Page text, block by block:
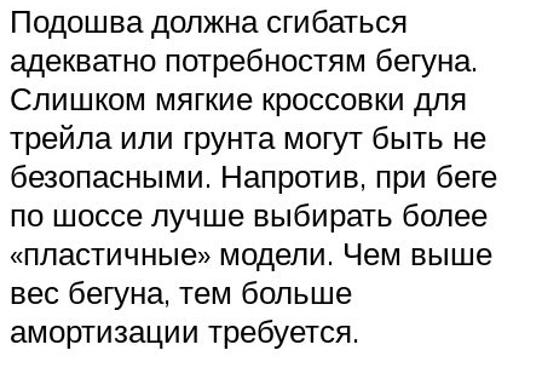
Подошва должна сгибаться
адекватно потребностям бегуна.
Слишком мягкие кроссовки для
трейла или грунта могут быть не
безопасными. Напротив, при беге
по шоссе лучше выбирать более
«пластичные» модели. Чем выше
вес бегуна, тем больше
амортизации требуется.